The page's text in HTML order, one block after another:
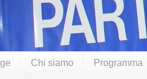
Chi siamo Programma